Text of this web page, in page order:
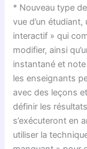
* Nouveau type
vue d’un
interactif » qui
modifier, ainsi
instantané et
les enseignants
avec des leçons
définir les
s’exécuteront en
utiliser la